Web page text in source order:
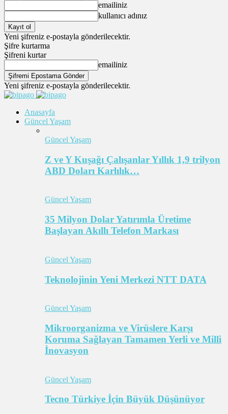
emailiniz
kullanıcı adınız
Yeni şifreniz e-postayla gönderilecektir.
Şifre kurtarma
Şifreni kurtar
emailiniz
Yeni şifreniz e-postayla gönderilecektir.
Anasayfa
Güncel Yaşam
Güncel Yaşam
Z ve Y Kuşağı Çalışanlar Yıllık 1,9 trilyon
ABD Doları Karlılık…
Güncel Yaşam
35 Milyon Dolar Yatırımla Üretime
Başlayan Akıllı Telefon Markası
Güncel Yaşam
Teknolojinin Yeni Merkezi NTT DATA
Güncel Yaşam
Mikroorganizma ve Virüslere Karşı
Koruma Sağlayan Tamamen Yerli ve Milli
İnovasyon
Güncel Yaşam
Tecno Türkiye İçin Büyük Düşünüyor